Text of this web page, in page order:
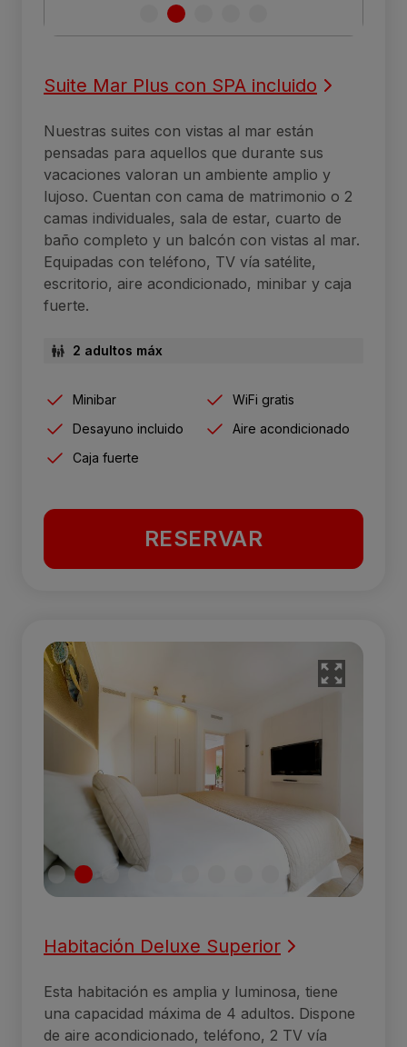
Suite Mar Plus con SPA incluido
Nuestras suites con vistas al mar están
pensadas para aquellos que durante sus
vacaciones valoran un ambiente amplio y
lujoso. Cuentan con cama de matrimonio o 2
camas individuales, sala de estar, cuarto de
baño completo y un balcón con vistas al mar.
Equipadas con teléfono, TV vía satélite,
escritorio, aire acondicionado, minibar y caja
fuerte.
2 adultos máx
Minibar
WiFi gratis
Desayuno incluido
Aire acondicionado
Caja fuerte
RESERVAR
Habitación Deluxe Superior
Esta habitación es amplia y luminosa, tiene
una capacidad máxima de 4 adultos. Dispone
de aire acondicionado, teléfono, 2 TV vía